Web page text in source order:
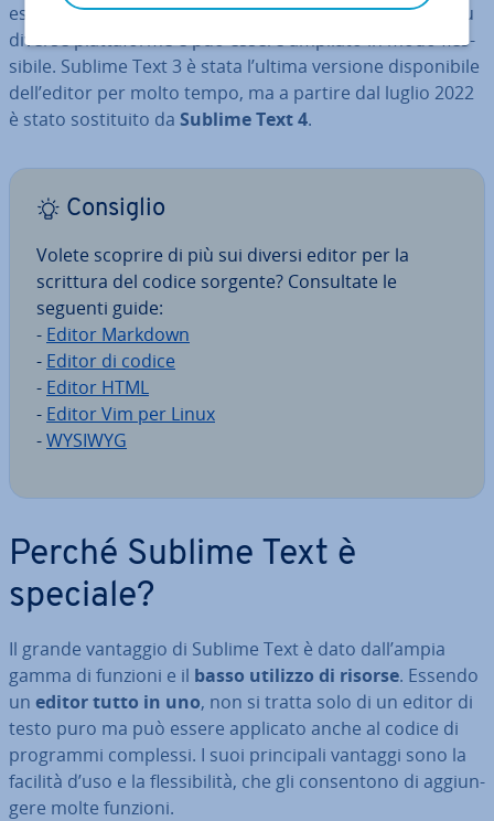
essere eseguito solo su Windows, ma ormai funziona su
diverse piat­ta­for­me e può essere ampliato in modo fles­
si­bi­le. Sublime Text 3 è stata l’ultima versione di­spo­ni­bi­le
dell’editor per molto tempo, ma a partire dal luglio 2022
è stato so­sti­tui­to da Sublime Text 4.
Consiglio
Volete scoprire di più sui diversi editor per la
scrittura del codice sorgente? Con­sul­ta­te le
seguenti guide:
- Editor Markdown
- Editor di codice
- Editor HTML
- Editor Vim per Linux
-WYSIWYG
Perché Sublime Text è
speciale?
Il grande vantaggio di Sublime Text è dato dall’ampia
gamma di funzioni e il basso utilizzo di risorse. Essendo
un editor tutto in uno, non si tratta solo di un editor di
testo puro ma può essere applicato anche al codice di
programmi complessi. I suoi prin­ci­pa­li vantaggi sono la
facilità d’uso e la fles­si­bi­li­tà, che gli con­sen­to­no di ag­giun­
ge­re molte funzioni.